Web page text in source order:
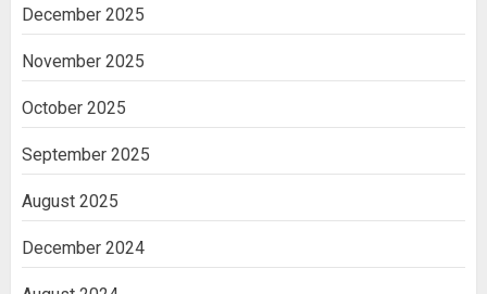
December 2025
November 2025
October 2025
September 2025
August 2025
December 2024